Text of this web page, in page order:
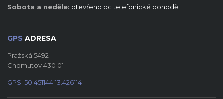
Sobota a neděle: otevřeno po telefonické dohodě.
GPS ADRESA
Pražská 5492
Chomutov 430 01
GPS: 50.45114413.426114